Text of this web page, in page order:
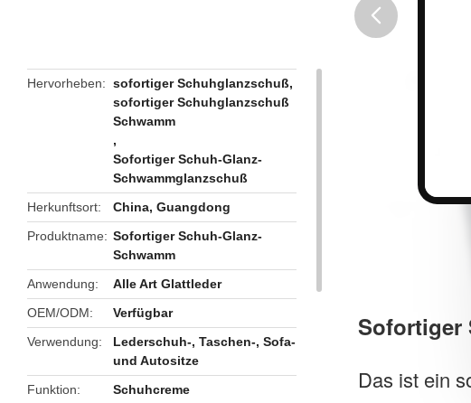
Hervorheben sofortiger Schuhglanzschuß,
sofortiger Schuhglanzschuß
Schwamm
,
Sofortiger Schuh-Glanz-
Schwammglanzschuß
Herkunftsort
China, Guangdong
Produktname
Sofortiger Schuh-Glanz-
Schwamm
Anwendung
Alle Art Glattleder
OEM/ODM
Verfügbar
Verwendung
Lederschuh-, Taschen-, Sofa-
und Autositze
Funktion
Schuhcreme
Sofortiger
Das ist ein